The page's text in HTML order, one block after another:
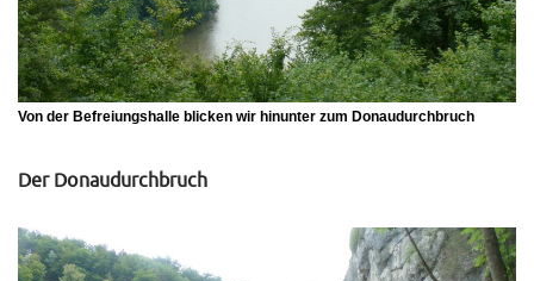
Von der Befreiungshalle blicken wir hinunter zum Donaudurchbruch
Der Donaudurchbruch